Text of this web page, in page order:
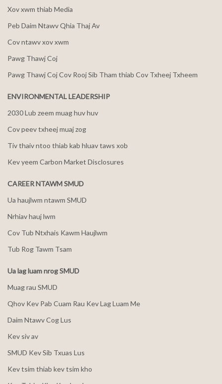
Xov xwm thiab Media
Peb Daim Ntawv Qhia Thaj Av
Cov ntawv xov xwm
Pawg Thawj Coj
Pawg Thawj Coj Cov Rooj Sib Tham thiab Cov Txheej Txheem
ENVIRONMENTAL LEADERSHIP
2030 Lub zeem muag huv huv
Cov peev txheej muaj zog
Tiv thaiv ntoo thiab kab hluav taws xob
Kev yeem Carbon Market Disclosures
CAREER NTAWM SMUD
Ua haujlwm ntawm SMUD
Nrhiav hauj lwm
Cov Tub Ntxhais Kawm Haujlwm
Tub Rog Tawm Tsam
Ua lag luam nrog SMUD
Muag rau SMUD
Qhov Kev Pab Cuam Rau Kev Lag Luam Me
Daim Ntawv Cog Lus
Kev siv av
SMUD Kev Sib Txuas Lus
Kev tsim thiab kev tsim kho